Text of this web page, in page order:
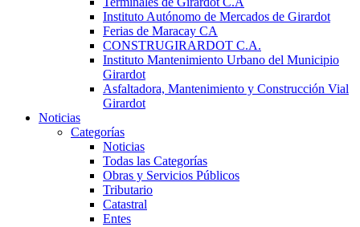
Instituto Autónomo de Mercados de Girardot
Ferias de Maracay CA
CONSTRUGIRARDOT C.A.
Instituto Mantenimiento Urbano del Municipio
Girardot
Asfaltadora, Mantenimiento y Construcción Vial
Girardot
Noticias
Categorías
Noticias
Todas las Categorías
Obras y Servicios Públicos
Tributario
Catastral
Entes